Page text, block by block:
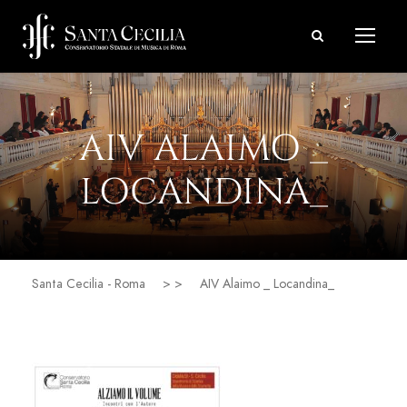
AIV ALAIMO _
LOCANDINA_
Santa Cecilia - Roma > > AIV Alaimo _ Locandina_